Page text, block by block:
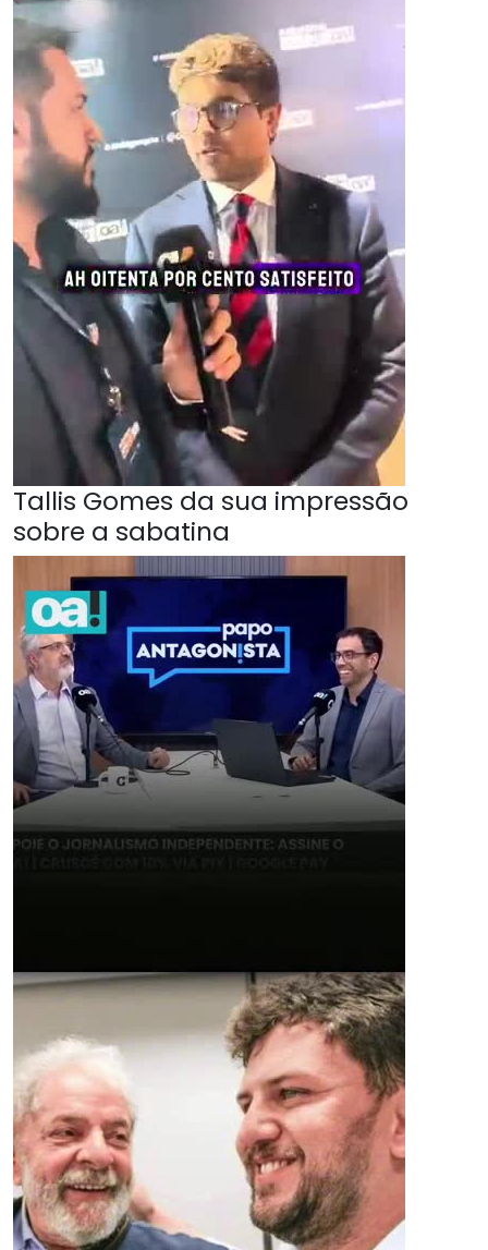
Tallis Gomes da sua impressão
sobre a sabatina